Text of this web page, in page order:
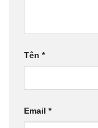
Tên *
Email *